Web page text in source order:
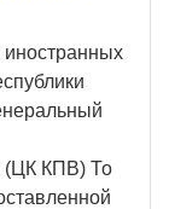
(ЦК КПВ) То